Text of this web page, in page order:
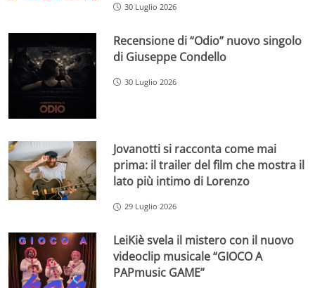
30 Luglio 2026
Recensione di “Odio” nuovo singolo
di Giuseppe Condello
30 Luglio 2026
Jovanotti si racconta come mai
prima: il trailer del film che mostra il
lato più intimo di Lorenzo
29 Luglio 2026
LeiKiè svela il mistero con il nuovo
videoclip musicale “GIOCO A
PAPmusic GAME”